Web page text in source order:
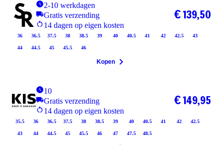
2-10 werkdagen
Gratis verzending
14 dagen op eigen kosten
36 36.5 37.5 38 38.5 39 40 40.5 41 42 42.5 43
44 44.5 45 45.5 46
€ 139,50
Kopen
10
Gratis verzending
14 dagen op eigen kosten
35.5 36 36.5 37.5 38 38.5 39 40 40.5 41 42 42.5
43 44 44.5 45 45.5 46 47 47.5 48.5
€ 149,95